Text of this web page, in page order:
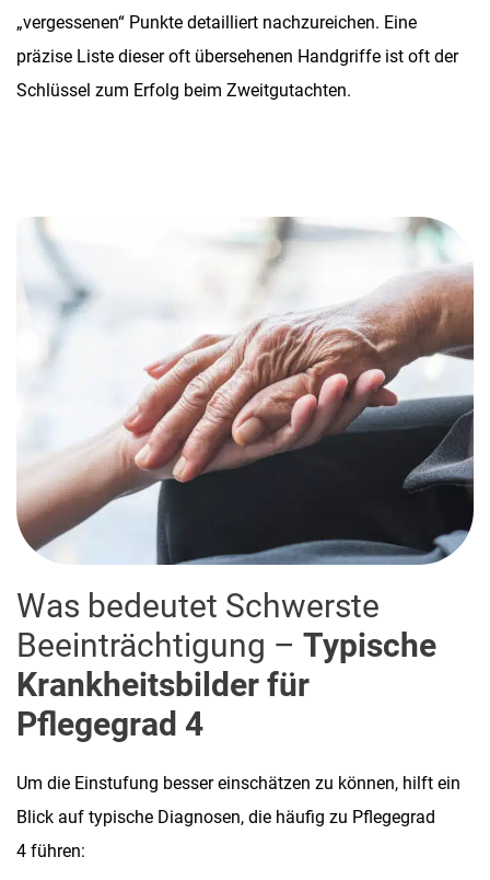
„vergessenen“ Punkte detailliert nachzureichen. Eine
präzise Liste dieser oft übersehenen Handgriffe ist oft der
Schlüssel zum Erfolg beim Zweitgutachten.
Was bedeutet Schwerste
Beeinträchtigung – Typische
Krankheitsbilder für
Pflegegrad 4
Um die Einstufung besser einschätzen zu können, hilft ein
Blick auf typische Diagnosen, die häufig zu Pflegegrad
4 führen: